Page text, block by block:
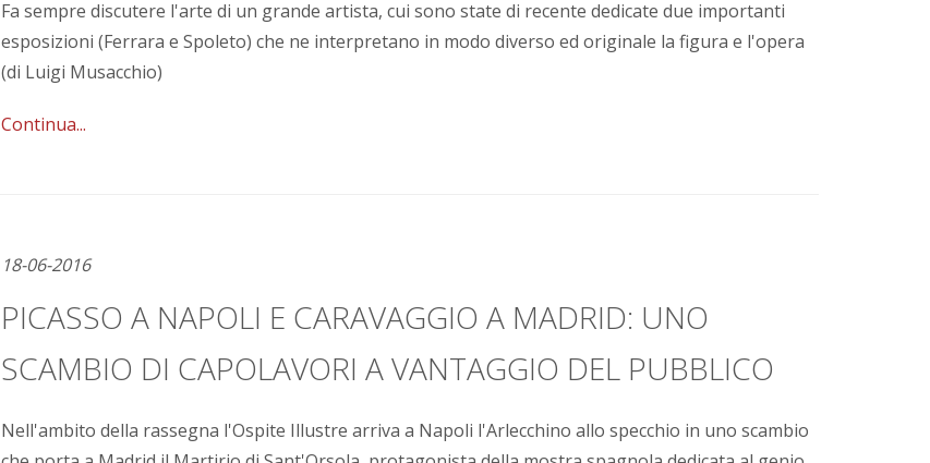
Fa sempre discutere l'arte di un grande artista, cui sono state di recente dedicate due importanti
esposizioni (Ferrara e Spoleto) che ne interpretano in modo diverso ed originale la figura e l'opera
(di Luigi Musacchio)
Continua...
18-06-2016
PICASSO A NAPOLI E CARAVAGGIO A MADRID: UNO
SCAMBIO DI CAPOLAVORI A VANTAGGIO DEL PUBBLICO
Nell'ambito della rassegna l'Ospite Illustre arriva a Napoli l'Arlecchino allo specchio in uno scambio